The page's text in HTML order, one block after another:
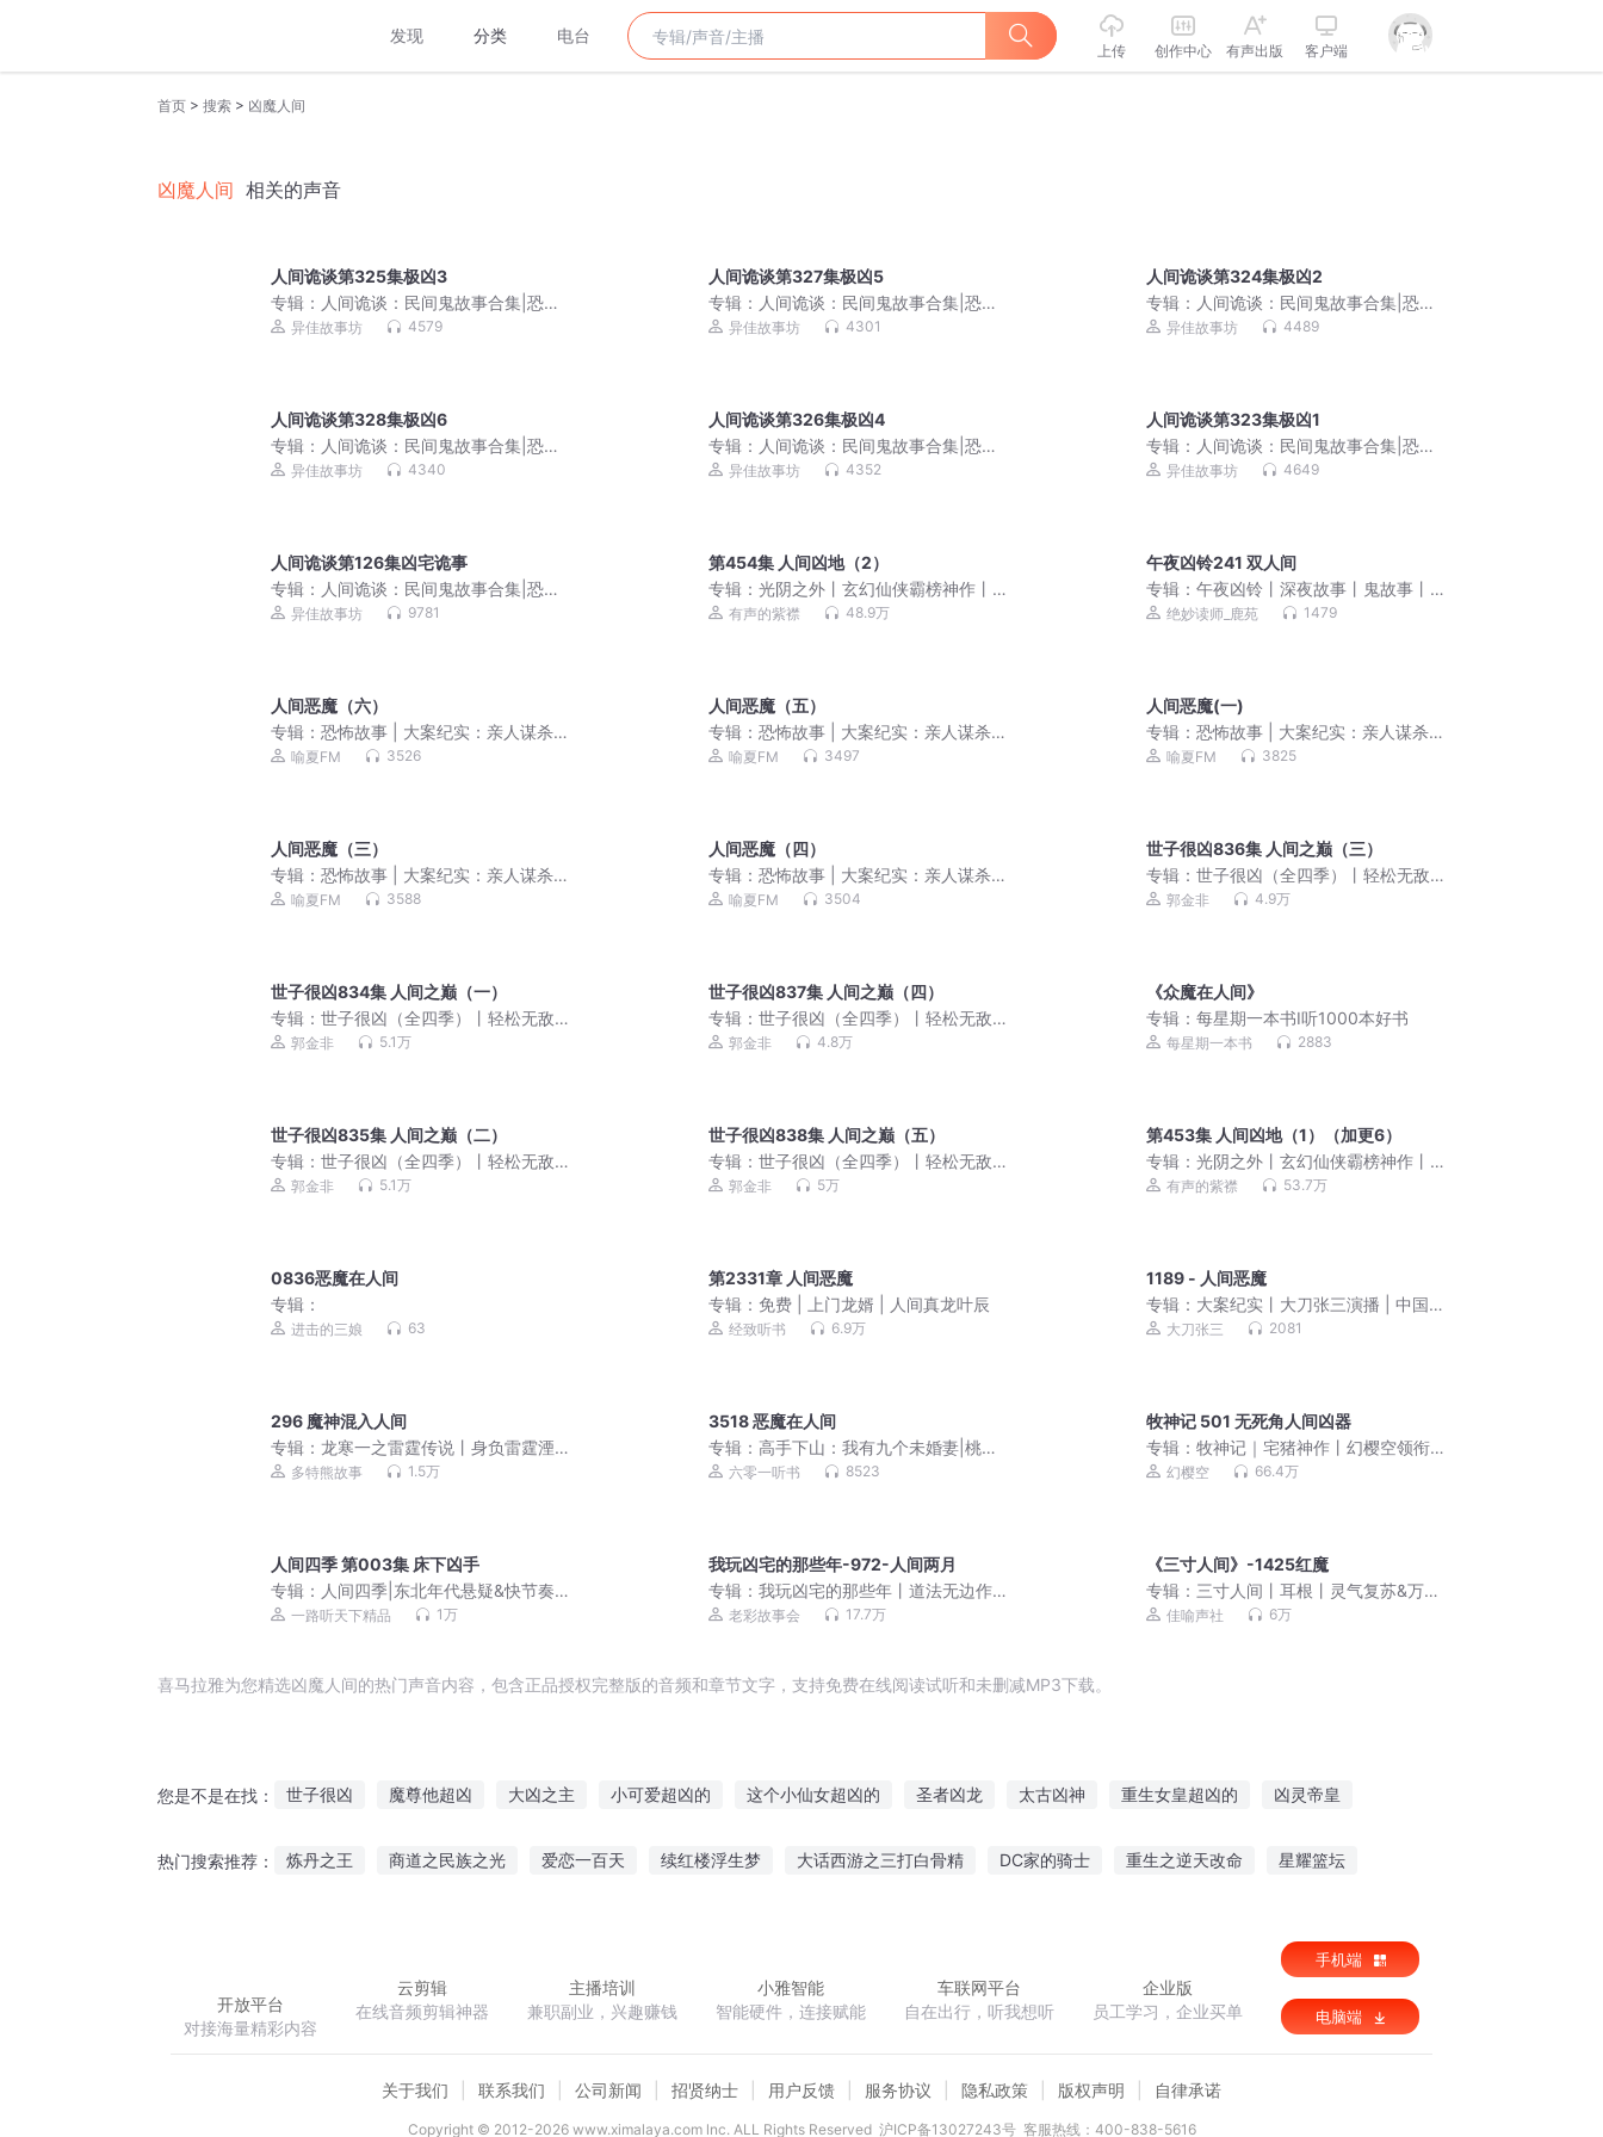
发现 分类 电台
上传 创作中心 有声出版 客户端
首页 > 搜索 > 凶魔人间
凶魔人间 相关的声音
人间诡谈第325集极凶3
专辑： 人间诡谈：民间鬼故事合集|恐怖
故事（撞邪）|原创
异佳故事坊 4579
人间诡谈第327集极凶5
专辑： 人间诡谈：民间鬼故事合集|恐怖
故事（撞邪）|原创
异佳故事坊 4301
人间诡谈第324集极凶2
专辑： 人间诡谈：民间鬼故事合集|恐怖
故事（撞邪）|原创
异佳故事坊 4489
人间诡谈第328集极凶6
专辑： 人间诡谈：民间鬼故事合集|恐怖
故事（撞邪）|原创
异佳故事坊 4340
人间诡谈第326集极凶4
专辑： 人间诡谈：民间鬼故事合集|恐怖
故事（撞邪）|原创
异佳故事坊 4352
人间诡谈第323集极凶1
专辑： 人间诡谈：民间鬼故事合集|恐怖
故事（撞邪）|原创
异佳故事坊 4649
人间诡谈第126集凶宅诡事
专辑： 人间诡谈：民间鬼故事合集|恐怖
故事（撞邪）|原创
异佳故事坊 9781
第454集 人间凶地（2）
专辑：光阴之外丨玄幻仙侠霸榜神作丨
耳根丨紫襟领衔多人有声剧
有声的紫襟 48.9万
午夜凶铃241 双人间
专辑：午夜凶铃丨深夜故事丨鬼故事丨
灵异电台丨恐怖悬疑丨胆小勿入
绝妙读师_鹿苑 1479
人间恶魔（六）
专辑： 恐怖故事 | 大案纪实：亲人谋杀
（永久免费）
喻夏FM 3526
人间恶魔（五）
专辑：恐怖故事 | 大案纪实：亲人谋杀
（永久免费）
喻夏FM 3497
人间恶魔(一)
专辑：恐怖故事 | 大案纪实：亲人谋杀
（永久免费）
喻夏FM 3825
人间恶魔（三）
专辑： 恐怖故事 | 大案纪实：亲人谋杀
（永久免费）
喻夏FM 3588
人间恶魔（四）
专辑：恐怖故事 | 大案纪实：亲人谋杀
（永久免费）
喻夏FM 3504
世子很凶836集 人间之巅（三）
专辑：世子很凶（全四季）丨轻松无敌&
历史权谋丨有声剧
郭金非 4.9万
世子很凶834集 人间之巅（一）
专辑： 世子很凶（全四季）丨轻松无敌&
历史权谋丨有声剧
郭金非 5.1万
世子很凶837集 人间之巅（四）
专辑：世子很凶（全四季）丨轻松无敌&
历史权谋丨有声剧
郭金非 4.8万
《众魔在人间》
专辑：每星期一本书Ⅰ听1000本好书
每星期一本书 2883
世子很凶835集 人间之巅（二）
专辑： 世子很凶（全四季）丨轻松无敌&
历史权谋丨有声剧
郭金非 5.1万
世子很凶838集 人间之巅（五）
专辑：世子很凶（全四季）丨轻松无敌&
历史权谋丨有声剧
郭金非 5万
第453集 人间凶地（1）（加更6）
专辑：光阴之外丨玄幻仙侠霸榜神作丨
耳根丨紫襟领衔多人有声剧
有声的紫襟 53.7万
0836恶魔在人间
专辑：
进击的三娘 63
第2331章 人间恶魔
专辑： 免费 | 上门龙婿 | 人间真龙叶辰
经致听书 6.9万
1189 - 人间恶魔
专辑： 大案纪实丨大刀张三演播 | 中国
刑侦大案故事 |法医手记 | 侦探推理
大刀张三 2081
296 魔神混入人间
专辑： 龙寒一之雷霆传说丨身负雷霆湮
灭黑暗丨多特熊故事
多特熊故事 1.5万
3518 恶魔在人间
专辑： 高手下山：我有九个未婚妻|桃运
爽文|美女如云
六零一听书 8523
牧神记 501 无死角人间凶器
专辑：牧神记｜宅猪神作丨幻樱空领衔
精品多人有声剧
幻樱空 66.4万
人间四季 第003集 床下凶手
专辑： 人间四季|东北年代悬疑&快节奏|
家庭伦理&多线刑侦
一路听天下精品 1万
我玩凶宅的那些年-972-人间两月
专辑：我玩凶宅的那些年丨道法无边作
者新作 | 老彩演播
老彩故事会 17.7万
《三寸人间》-1425红魔
专辑： 三寸人间丨耳根丨灵气复苏&万族
进化|精品有声剧
佳喻声社 6万
喜马拉雅为您精选凶魔人间的热门声音内容，包含正品授权完整版的音频和章节文字，支持免费在线阅读试听和未删减MP3下载。
您是不是在找： 世子很凶 魔尊他超凶 大凶之主 小可爱超凶的 这个小仙女超凶的 圣者凶龙 太古凶神 重生女皇超凶的 凶灵帝皇
热门搜索推荐： 炼丹之王 商道之民族之光 爱恋一百天 续红楼浮生梦 大话西游之三打白骨精 DC家的骑士 重生之逆天改命 星耀篮坛
开放平台
对接海量精彩内容
云剪辑
在线音频剪辑神器
主播培训
兼职副业，兴趣赚钱
小雅智能
智能硬件，连接赋能
车联网平台
自在出行，听我想听
企业版
员工学习，企业买单
手机端
电脑端
关于我们 联系我们 公司新闻 招贤纳士 用户反馈 服务协议 隐私政策 版权声明 自律承诺
Copyright © 2012-2026www.ximalaya.com lnc. ALL Rights Reserved 沪ICP备13027243号 客服热线：400-838-5616